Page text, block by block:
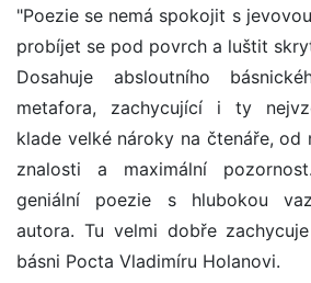
"Poezie se nemá spokojit s
probíjet se pod povrch a luštit
Dosahuje absloutního
metafora, zachycující i ty
klade velké nároky na čtenáře, od
znalosti a maximální
geniální poezie s hlubokou
autora. Tu velmi dobře
básni Pocta Vladimíru Holanovi.